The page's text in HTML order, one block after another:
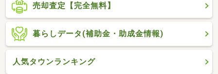
売却査定【完全無料】
暮らしデータ(補助金・助成金情報)
人気タウンランキング